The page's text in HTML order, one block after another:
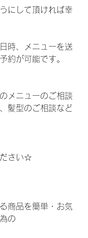
にして頂ければ幸
時、メニューを送
約が可能です。
メニューのご相談
髪型のご相談など
さい☆
商品を簡単・お気
の